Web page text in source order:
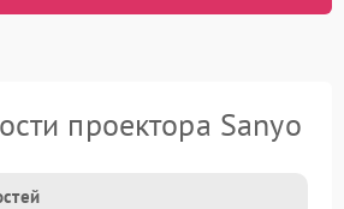
проектора Sanyo